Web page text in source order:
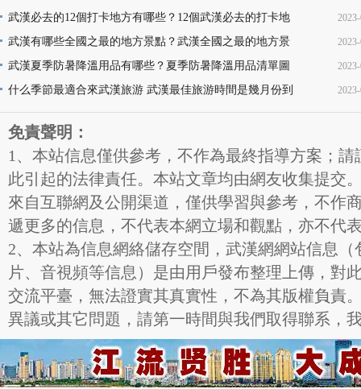
買,天天更新,超省錢,快來搶購!
武漢必去的12個打卡地方有哪些？12個武漢必去的打卡地
地址推薦
武漢有哪些全國之最的地方景點？武漢全國之最的地方景
點名稱介紹及圖片大全欣賞
武漢夏季防暑降溫用品有哪些？夏季防暑降溫用品清單圖
片
什么季節最適合來武漢旅游 武漢最佳旅游時間是幾月份到
幾月份
免責聲明：
1、本站信息僅供參考，不作為最終指導方案；
此引起的法律責任。本站文章均由網友收集提交
來自互聯網及公開渠道，僅供學習與參考，不作
遞更多的信息，不代表本網立場和觀點，亦不代
2、本站為信息網絡儲存空間，武漢網網站信息
片、音視頻等信息）是由用戶發布整理上傳，對
交流平臺，無法證實其真實性，不為其版權負責
異議或其它問題，請第一時間與我們取得聯系，